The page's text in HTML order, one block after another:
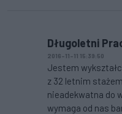
Długoletni
2016-11-11 15:39:50
Jestem
z 32 letnim
nieadekwatna do
wymaga od nas